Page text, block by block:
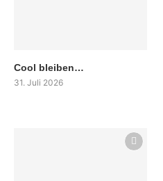
Cool bleiben…
31. Juli 2026